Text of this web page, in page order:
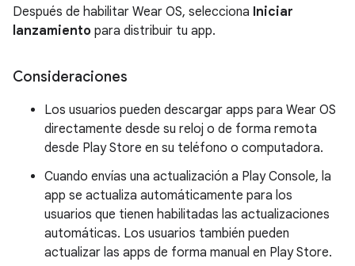
Después de habilitar Wear OS, selecciona Iniciar
lanzamiento para distribuir tu app.
Consideraciones
Los usuarios pueden descargar apps para Wear OS
directamente desde su reloj o de forma remota
desde Play Store en su teléfono o computadora.
Cuando envías una actualización a Play Console, la
app se actualiza automáticamente para los
usuarios que tienen habilitadas las actualizaciones
automáticas. Los usuarios también pueden
actualizar las apps de forma manual en Play Store.